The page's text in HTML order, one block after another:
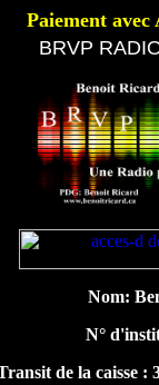
Paiement avec
BRVP
Nom:
N°
de la caisse :